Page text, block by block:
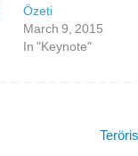
Özeti
March 9, 2015
In "Keynote"